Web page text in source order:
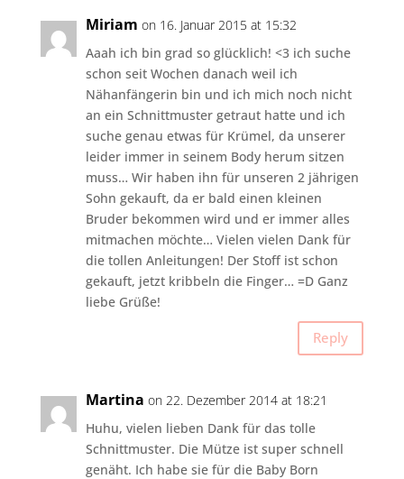
Miriam on 16. Januar 2015 at 15:32
Aaah ich bin grad so glücklich! <3 ich suche
schon seit Wochen danach weil ich
Nähanfängerin bin und ich mich noch nicht
an ein Schnittmuster getraut hatte und ich
suche genau etwas für Krümel, da unserer
leider immer in seinem Body herum sitzen
muss… Wir haben ihn für unseren 2 jährigen
Sohn gekauft, da er bald einen kleinen
Bruder bekommen wird und er immer alles
mitmachen möchte… Vielen vielen Dank für
die tollen Anleitungen! Der Stoff ist schon
gekauft, jetzt kribbeln die Finger… =D Ganz
liebe Grüße!
Reply
Martina on 22. Dezember 2014 at 18:21
Huhu, vielen lieben Dank für das tolle
Schnittmuster. Die Mütze ist super schnell
genäht. Ich habe sie für die Baby Born